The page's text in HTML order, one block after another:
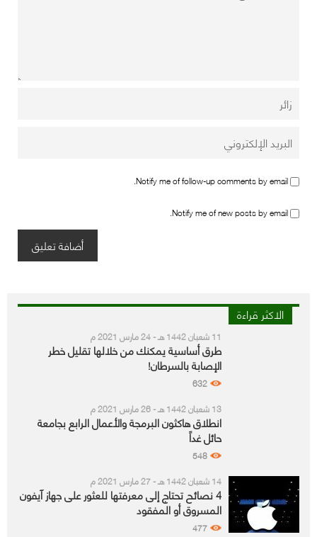
Notify me of follow-up comments by email.
Notify me of new posts by email.
الاكثر قراءة
11 شعبان 1442 هـ - 24 مارس 2021 م
طرق أساسية يمكنك من خلالها تقليل خطر
الإصابة بالسرطان!
632
13 شعبان 1442 هـ - 26 مارس 2021 م
انطلاق هاكثون البرمجة والأعمال الرابع بجامعة
حائل غداً
548
14 شعبان 1442 هـ - 27 مارس 2021 م
4 نصائح تحتاج إلى معرفتها للعثور على جهاز آيفون
المسروق أو المفقود
477